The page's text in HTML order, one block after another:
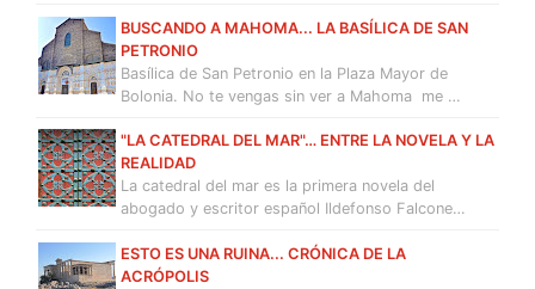
BUSCANDO A MAHOMA... LA BASÍLICA DE SAN
PETRONIO
Basílica de San Petronio en la Plaza Mayor de
Bolonia. No te vengas sin ver a Mahoma me …
"LA CATEDRAL DEL MAR"… ENTRE LA NOVELA Y LA
REALIDAD
La catedral del mar es la primera novela del
abogado y escritor español Ildefonso Falcone…
ESTO ES UNA RUINA... CRÓNICA DE LA
ACRÓPOLIS